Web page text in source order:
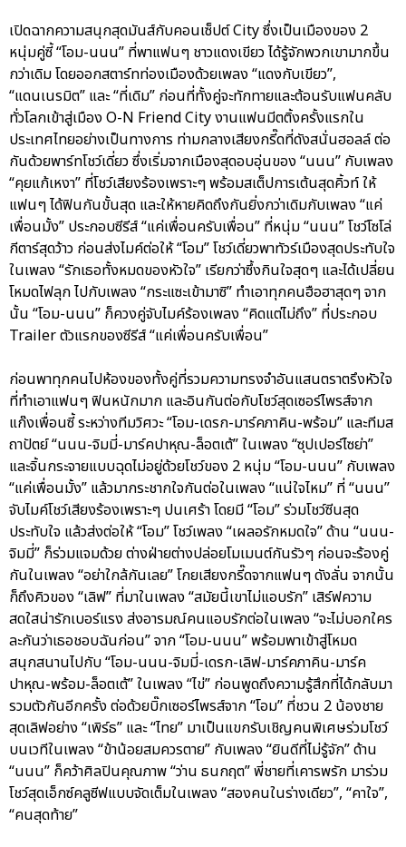
เปิดฉากความสนุกสุดมันส์กับคอนเซ็ปต์ City ซึ่งเป็นเมืองของ 2
หนุ่มคู่ซี้ “โอม-นนน” ที่พาแฟนๆ ชาวแดงเขียว ได้รู้จักพวกเขามากขึ้น
กว่าเดิม โดยออกสตาร์ทท่องเมืองด้วยเพลง “แดงกับเขียว”,
“แดนเนรมิต” และ “ที่เดิม” ก่อนที่ทั้งคู่จะทักทายและต้อนรับแฟนคลับ
ทั่วโลกเข้าสู่เมือง O-N Friend City งานแฟนมีตติ้งครั้งแรกใน
ประเทศไทยอย่างเป็นทางการ ท่ามกลางเสียงกรี๊ดที่ดังสนั่นฮอลล์ ต่อ
กันด้วยพาร์ทโชว์เดี่ยว ซึ่งเริ่มจากเมืองสุดอบอุ่นของ “นนน” กับเพลง
“คุยแก้เหงา” ที่โชว์เสียงร้องเพราะๆ พร้อมสเต็ปการเต้นสุดคิ้วท์ ให้
แฟนๆ ได้ฟินกันขั้นสุด และให้หายคิดถึงกันยิ่งกว่าเดิมกับเพลง “แค่
เพื่อนมั้ง” ประกอบซีรีส์ “แค่เพื่อนครับเพื่อน” ที่หนุ่ม “นนน” โชว์โซโล่
กีตาร์สุดว้าว ก่อนส่งไมค์ต่อให้ “โอม” โชว์เดี่ยวพาทัวร์เมืองสุดประทับใจ
ในเพลง “รักเธอทั้งหมดของหัวใจ” เรียกว่าซึ้งกินใจสุดๆ และได้เปลี่ยน
โหมดไฟลุก ไปกับเพลง “กระแซะเข้ามาซิ” ทำเอาทุกคนฮือฮาสุดๆ จาก
นั้น “โอม-นนน” ก็ควงคู่จับไมค์ร้องเพลง “คิดแต่ไม่ถึง” ที่ประกอบ
Trailer ตัวแรกของซีรีส์ “แค่เพื่อนครับเพื่อน”
ก่อนพาทุกคนไปห้องของทั้งคู่ที่รวมความทรงจำอันแสนตราตรึงหัวใจ
ที่ทำเอาแฟนๆ ฟินหนักมาก และอินกันต่อกับโชว์สุดเซอร์ไพรส์จาก
แก๊งเพื่อนซี้ ระหว่างทีมวิศวะ “โอม-เดรก-มาร์คภาคิน-พร้อม” และทีมส
ถาปัตย์ “นนน-จิมมี่-มาร์คปาหุณ-ล็อตเต้” ในเพลง “ซุปเปอร์ไซย่า”
และจิ้นกระจายแบบฉุดไม่อยู่ด้วยโชว์ของ 2 หนุ่ม “โอม-นนน” กับเพลง
“แค่เพื่อนมั้ง” แล้วมากระชากใจกันต่อในเพลง “แน่ใจไหม” ที่ “นนน”
จับไมค์โชว์เสียงร้องเพราะๆ ปนเศร้า โดยมี “โอม” ร่วมโชว์ซีนสุด
ประทับใจ แล้วส่งต่อให้ “โอม” โชว์เพลง “เผลอรักหมดใจ” ด้าน “นนน-
จิมมี่” ก็ร่วมแจมด้วย ต่างฝ่ายต่างปล่อยโมเมนต์กันรัวๆ ก่อนจะร้องคู่
กันในเพลง “อย่าใกล้กันเลย” โกยเสียงกรี๊ดจากแฟนๆ ดังลั่น จากนั้น
ก็ถึงคิวของ “เลิฟ” ที่มาในเพลง “สมัยนี้เขาไม่แอบรัก” เสิร์ฟความ
สดใสน่ารักเบอร์แรง ส่งอารมณ์คนแอบรักต่อในเพลง “จะไม่บอกใคร
ละกันว่าเธอชอบฉันก่อน” จาก “โอม-นนน” พร้อมพาเข้าสู่โหมด
สนุกสนานไปกับ “โอม-นนน-จิมมี่-เดรก-เลิฟ-มาร์คภาคิน-มาร์ค
ปาหุณ-พร้อม-ล็อตเต้” ในเพลง “ไข่” ก่อนพูดถึงความรู้สึกที่ได้กลับมา
รวมตัวกันอีกครั้ง ต่อด้วยบิ๊กเซอร์ไพรส์จาก “โอม” ที่ชวน 2 น้องชาย
สุดเลิฟอย่าง “เพิร์ธ” และ “ไทย” มาเป็นแขกรับเชิญคนพิเศษร่วมโชว์
บนเวทีในเพลง “ข้าน้อยสมควรตาย” กับเพลง “ยินดีที่ไม่รู้จัก” ด้าน
“นนน” ก็คว้าศิลปินคุณภาพ “ว่าน ธนกฤต” พี่ชายที่เคารพรัก มาร่วม
โชว์สุดเอ็กซ์คลูซีฟแบบจัดเต็มในเพลง “สองคนในร่างเดียว”, “คาใจ”,
“คนสุดท้าย”